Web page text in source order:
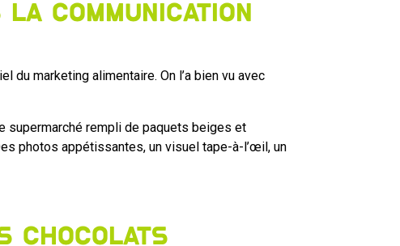
communication
marketing alimentaire. On l’a bien vu avec
supermarché rempli de paquets beiges et
photos appétissantes, un visuel tape-à-l’œil, un
chocolats